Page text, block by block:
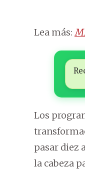
Lea más:
Los
pasar diez
la cabeza